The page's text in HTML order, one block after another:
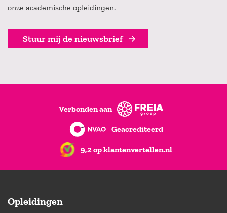
onze academische opleidingen.
Stuur mij de nieuwsbrief
Verbonden aan
Geacrediteerd
9,2 op klantenvertellen.nl
Opleidingen